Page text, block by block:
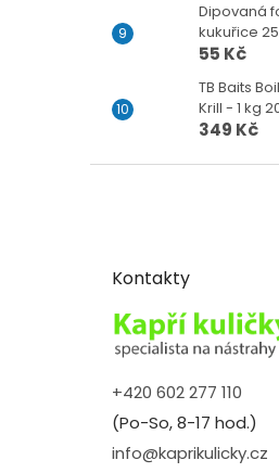
Dipovaná
kukuřice
55 Kč
TB Baits
Krill - 1 kg
349 Kč
Kontakty
+420 602 277 110
(Po-So, 8-17 hod.)
info@kaprikulicky.cz